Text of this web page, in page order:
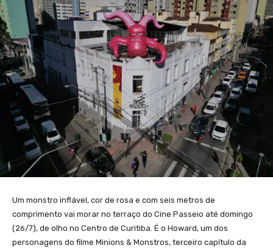
Um monstro inflável, cor de rosa e com seis metros de
comprimento vai morar no terraço do Cine Passeio até domingo
(26/7), de olho no Centro de Curitiba. É o Howard, um dos
personagens do filme Minions & Monstros, terceiro capítulo da